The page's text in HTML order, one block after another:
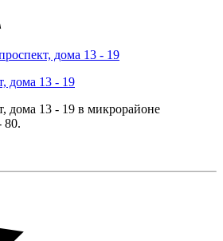
дома 13 - 19
дома 13 - 19 в микрорайоне
80.